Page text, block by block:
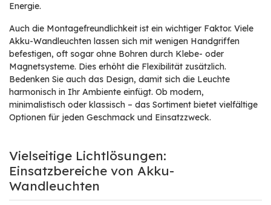
Energie.
Auch die Montagefreundlichkeit ist ein wichtiger Faktor. Viele
Akku-Wandleuchten lassen sich mit wenigen Handgriffen
befestigen, oft sogar ohne Bohren durch Klebe- oder
Magnetsysteme. Dies erhöht die Flexibilität zusätzlich.
Bedenken Sie auch das Design, damit sich die Leuchte
harmonisch in Ihr Ambiente einfügt. Ob modern,
minimalistisch oder klassisch – das Sortiment bietet vielfältige
Optionen für jeden Geschmack und Einsatzzweck.
Vielseitige Lichtlösungen:
Einsatzbereiche von Akku-
Wandleuchten